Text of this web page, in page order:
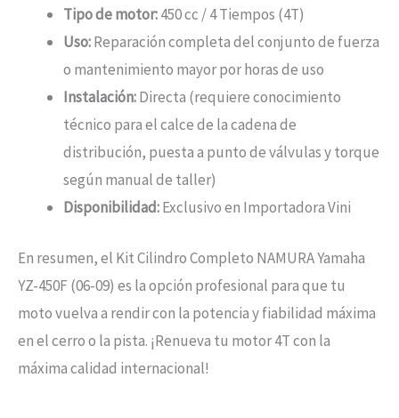
Tipo de motor:450 cc / 4 Tiempos (4T)
Uso:Reparación completa del conjunto de fuerza
o mantenimiento mayor por horas de uso
Instalación:Directa (requiere conocimiento
técnico para el calce de la cadena de
distribución, puesta a punto de válvulas y torque
según manual de taller)
Disponibilidad:Exclusivo en Importadora Vini
En resumen, el Kit Cilindro Completo NAMURA Yamaha
YZ-450F (06-09) es la opción profesional para que tu
moto vuelva a rendir con la potencia y fiabilidad máxima
en el cerro o la pista. ¡Renueva tu motor 4T con la
máxima calidad internacional!